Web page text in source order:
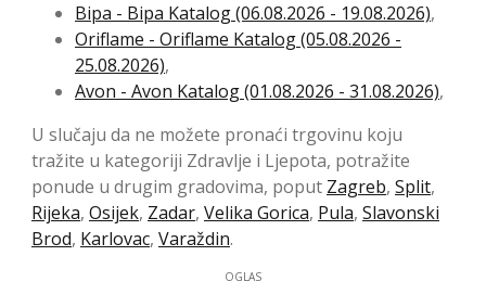
Bipa - Bipa Katalog (06.08.2026 - 19.08.2026),
Oriflame - Oriflame Katalog (05.08.2026 -
25.08.2026),
Avon - Avon Katalog (01.08.2026 - 31.08.2026),
U slučaju da ne možete pronaći trgovinu koju
tražite u kategoriji Zdravlje i Ljepota, potražite
ponude u drugim gradovima, poput Zagreb, Split,
Rijeka, Osijek, Zadar, Velika Gorica, Pula, Slavonski
Brod, Karlovac, Varaždin.
OGLAS